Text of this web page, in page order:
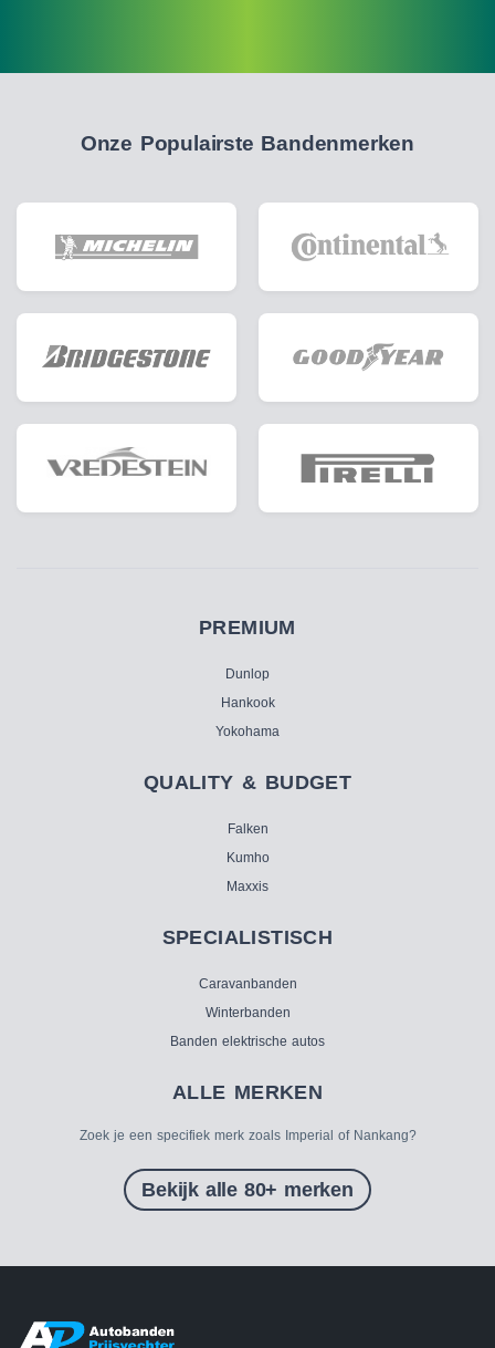
Onze Populairste Bandenmerken
PREMIUM
Dunlop
Hankook
Yokohama
QUALITY & BUDGET
Falken
Kumho
Maxxis
SPECIALISTISCH
Caravanbanden
Winterbanden
Banden elektrische autos
ALLE MERKEN
Zoek je een specifiek merk zoals Imperial of Nankang?
Bekijk alle 80+ merken